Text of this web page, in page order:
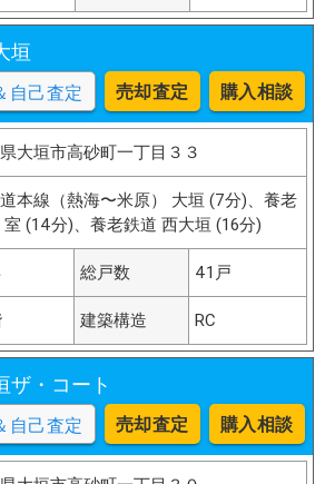
垣
自己査定 売却査定 購入相談
大垣市高砂町一丁目３３
本線（熱海〜米原） 大垣 (7分)、養老
室 (14分)、養老鉄道 西大垣 (16分)
総戸数 41戸
建築構造 RC
ザ・コート
自己査定 売却査定 購入相談